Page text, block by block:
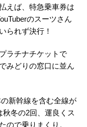
えば、特急乗車券は
のスーツさん
られず決行！
ラチナチケットで
みどりの窓口に並ん
新幹線を含む全線が
冬の2回、運良くス
ので乗りまくり。